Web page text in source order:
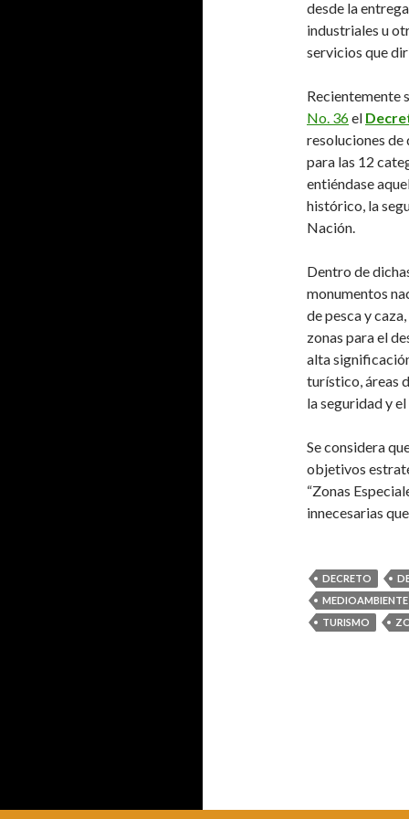
desde la
industriales u
servicios que
Recientemente
No. 36el
resoluciones
para las 12
entiéndase
histórico, la
Nación.
Dentro de
monumentos
de pesca y
zonas para el
alta
turístico, áreas
la seguridad y
Se considera
objetivos
“Zonas
innecesarias
DECRETO
MEDIOAMBIENTE
TURISMO